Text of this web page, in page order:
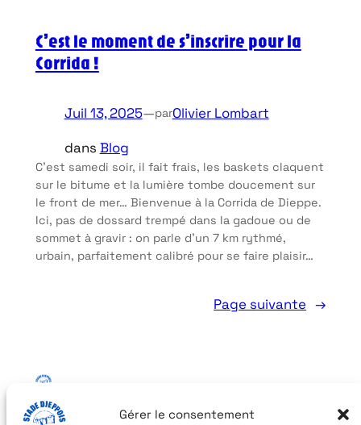
Gérer le consentement
C’est le moment de s’inscrire pour la
Corrida !
Juil 13, 2025—parOlivier Lombart
dans Blog
C’est samedi soir, il fait frais, les baskets claquent
sur le bitume et la lumière tombe doucement sur
le front de mer… Bienvenue à la Corrida de Dieppe.
Ici, pas de dossard trempé dans la gadoue ou de
sommet à gravir : on parle d’un 7 km rythmé,
urbain, parfaitement calibré pour se faire plaisir…
Page suivante →
Stadedieppois